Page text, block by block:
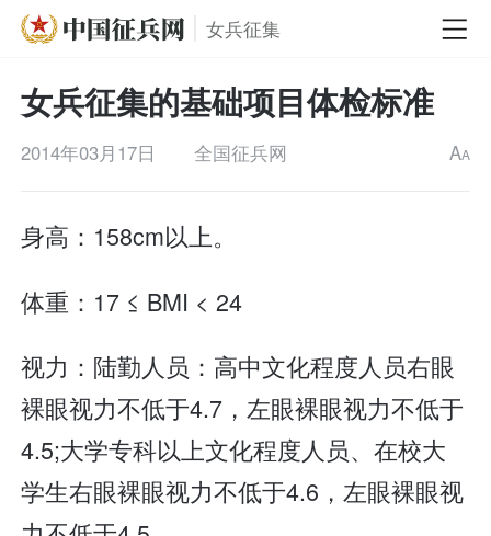
女兵征集
女兵征集的基础项目体检标准
2014年03月17日 全国征兵网 AA
身高：158cm以上。
体重：17 ≤ BMI < 24
视力：陆勤人员：高中文化程度人员右眼
裸眼视力不低于4.7，左眼裸眼视力不低于
4.5;大学专科以上文化程度人员、在校大
学生右眼裸眼视力不低于4.6，左眼裸眼视